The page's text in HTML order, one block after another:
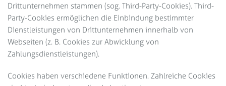
Drittunternehmen stammen (sog. Third-Party-Cookies). Third-
Party-Cookies ermöglichen die Einbindung bestimmter
Dienstleistungen von Drittunternehmen innerhalb von
Webseiten (z. B. Cookies zur Abwicklung von
Zahlungsdienstleistungen).
Cookies haben verschiedene Funktionen. Zahlreiche Cookies